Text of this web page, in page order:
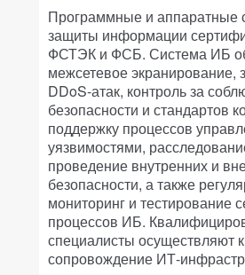
Программные и аппаратные
защиты информации
ФСТЭК и ФСБ. Система ИБ
межсетевое экранирование,
DDoS-атак, контроль за
безопасности и стандартов
поддержку процессов
уязвимостями,
проведение внутренних и
безопасности, а также
мониторинг и тестирование
процессов ИБ.
специалисты осуществляют
сопровождение ИТ-